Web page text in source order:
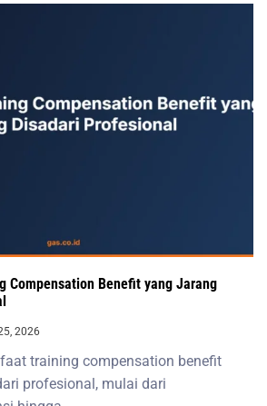
Compensation Benefit yang Jarang
2026
training compensation benefit
profesional, mulai dari